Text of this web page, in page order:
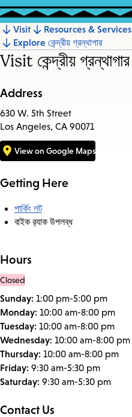
Jump
to
Visit Resources & Services
Explore কেন্দ্রীয় গ্রন্থাগার
Visit কেন্দ্রীয় গ্রন্থাগার
Address
630 W. 5th Street
Los Angeles, CA 90071
View on Google Maps
Getting Here
পার্কিং লট
বাইক র‍্যাক উপলব্ধ
Hours
Closed
Sunday: 1:00 pm-5:00 pm
Monday: 10:00 am-8:00 pm
Tuesday: 10:00 am-8:00 pm
Wednesday: 10:00 am-8:00 pm
Thursday: 10:00 am-8:00 pm
Friday: 9:30 am-5:30 pm
Saturday: 9:30 am-5:30 pm
Contact Us